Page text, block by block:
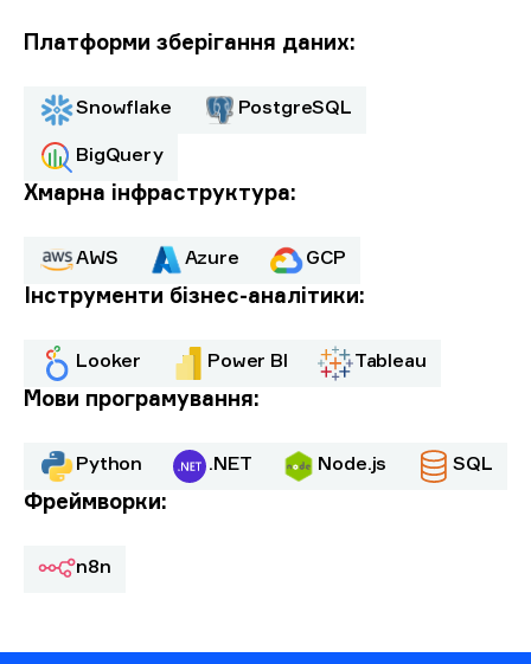
Платформи зберігання даних:
Snowflake PostgreSQL
BigQuery
Хмарна інфраструктура:
AWS Azure GCP
Інструменти бізнес-аналітики:
Looker Power BI Tableau
Мови програмування:
Python .NET Node.js SQL
Фреймворки:
n8n